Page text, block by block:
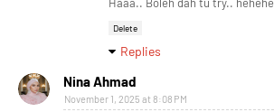
Delete
Replies
Nina Ahmad
November 1, 2025 at 8:08 PM